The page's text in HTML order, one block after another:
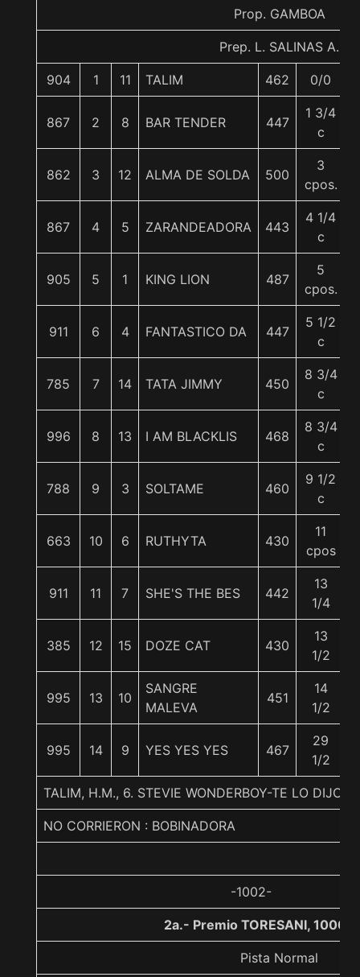
Prop. GAMBOA
Prep. L. SALINAS A.
904 1 11 TALIM 462 0/0
867 2 8 BAR TENDER 447
1 3/4
c
862 3 12 ALMA DE SOLDA 500
3
cpos.
867 4 5 ZARANDEADORA 443
4 1/4
c
905 5 1 KING LION 487
5
cpos.
911 6 4 FANTASTICO DA 447
5 1/2
c
785 7 14 TATA JIMMY 450
8 3/4
c
996 8 13 I AM BLACKLIS 468
8 3/4
c
788 9 3 SOLTAME 460
9 1/2
c
663 10 6 RUTHYTA 430
11
cpos
911 11 7 SHE'S THE BES 442
13
1/4
385 12 15 DOZE CAT 430
13
1/2
995 13 10
SANGRE
MALEVA
451
14
1/2
995 14 9 YES YES YES 467
29
1/2
TALIM, H.M., 6. STEVIE WONDERBOY-TE LO DIJO
NO CORRIERON : BOBINADORA
-1002-
2a.- Premio TORESANI, 1000
Pista Normal